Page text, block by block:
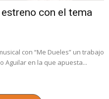
con el tema
con “Me Dueles” un trabajo
Aguilar en la que apuesta...